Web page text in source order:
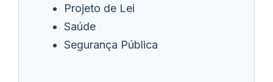
Projeto de Lei
Saúde
Segurança Pública